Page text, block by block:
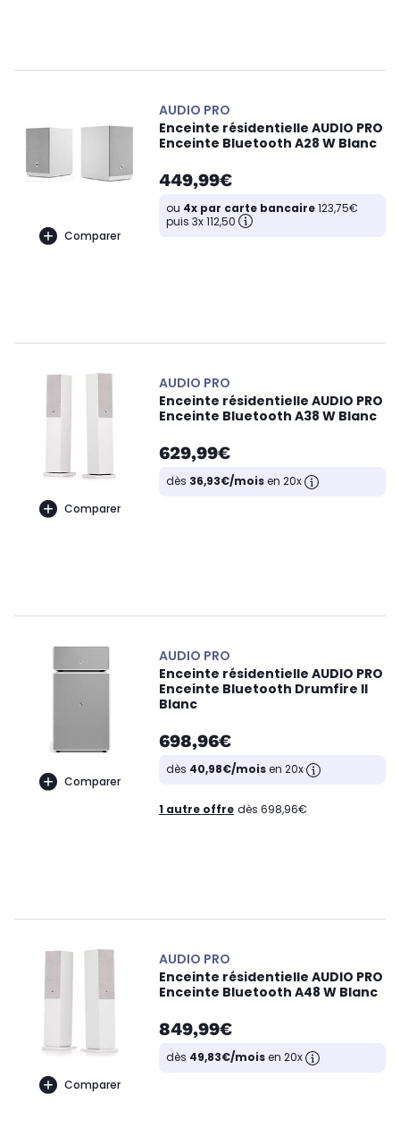
Comparer
AUDIO PRO
Enceinte résidentielle AUDIO PRO
Enceinte Bluetooth A28 W Blanc
449,99€
ou 4x par carte bancaire123,75€
puis 3x 112,50
Comparer
AUDIO PRO
Enceinte résidentielle AUDIO PRO
Enceinte Bluetooth A38 W Blanc
629,99€
dès 36,93€/moisen 20x
Comparer
AUDIO PRO
Enceinte résidentielle AUDIO PRO
Enceinte Bluetooth Drumfire II
Blanc
698,96€
dès 40,98€/moisen 20x
1 autre offre dès 698,96€
Comparer
AUDIO PRO
Enceinte résidentielle AUDIO PRO
Enceinte Bluetooth A48 W Blanc
849,99€
dès 49,83€/moisen 20x